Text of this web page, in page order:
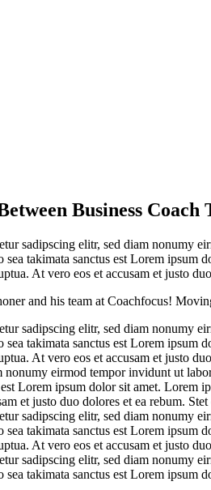
Business Coach
sadipscing elitr, sed diam nonumy
sea takimata sanctus est Lorem
At vero eos et accusam et justo
and his team at Coachfocus!
sadipscing elitr, sed diam nonumy
sea takimata sanctus est Lorem
At vero eos et accusam et justo
nonumy eirmod tempor invidunt ut
Lorem ipsum dolor sit amet.
et justo duo dolores et ea rebum.
sadipscing elitr, sed diam nonumy
sea takimata sanctus est Lorem
At vero eos et accusam et justo
sadipscing elitr, sed diam nonumy
sea takimata sanctus est Lorem